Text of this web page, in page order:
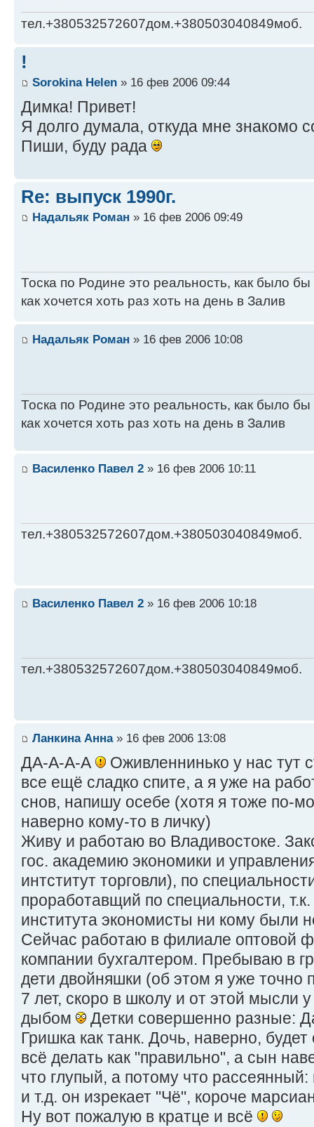
тел.+380532572607дом.+380503040849моб.
!
Sorokina Helen » 16 фев 2006 09:44
Димка! Привет!
Я долго думала, откуда мне знакомо
Пиши, буду рада
Re: выпуск 1990г.
Надальяк Роман » 16 фев 2006 09:49
Тоска по Родине это реальность, как было
как хочется хоть раз хоть на день в Залив
Надальяк Роман » 16 фев 2006 10:08
Тоска по Родине это реальность, как было
как хочется хоть раз хоть на день в Залив
Василенко Павел 2 » 16 фев 2006 10:11
тел.+380532572607дом.+380503040849моб.
Василенко Павел 2 » 16 фев 2006 10:18
тел.+380532572607дом.+380503040849моб.
Ланкина Анна» 16 фев 2006 13:08
ДА-А-А-А
Оживленнинько у нас тут
все ещё сладко спите, а я уже на
снов, напишу осебе (хотя я тоже по-
наверно кому-то в личку)
Живу и работаю во Владивостоке.
гос. академию экономики и
интститут торговли), по
проработавщий по специальности,
института экономисты ни кому были
Сейчас работаю в филиале оптовой
компании бухгалтером. Пребываю в
дети двойняшки (об этом я уже точно
7 лет, скоро в школу и от этой мысли
дыбом
Детки совершенно разные:
Гришка как танк. Дочь, наверно, будет
всё делать как "правильно", а сын
что глупый, а потому что
и т.д. он изрекает "Чё", короче
Ну вот пожалую в кратце и всё